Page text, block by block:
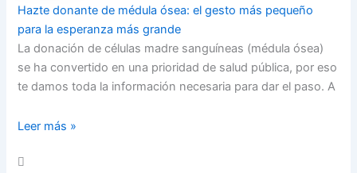
Hazte donante de médula ósea: el gesto más pequeño
para la esperanza más grande
La donación de células madre sanguíneas (médula ósea)
se ha convertido en una prioridad de salud pública, por eso
te damos toda la información necesaria para dar el paso. A
Leer más »